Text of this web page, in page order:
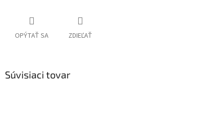
OPÝTAŤ SA ZDIEĽAŤ
Súvisiaci tovar